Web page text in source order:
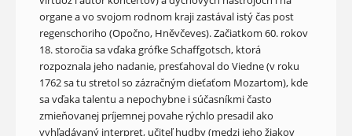
organe a vo svojom rodnom kraji zastával istý čas post
regenschoriho (Opočno, Hněvčeves). Začiatkom 60. rokov
18. storočia sa vďaka grófke Schaffgotsch, ktorá
rozpoznala jeho nadanie, presťahoval do Viedne (v roku
1762 sa tu stretol so zázračným dieťaťom Mozartom), kde
sa vďaka talentu a nepochybne i súčasníkmi často
zmieňovanej príjemnej povahe rýchlo presadil ako
vyhľadávaný interpret, učiteľ hudby (medzi jeho žiakov